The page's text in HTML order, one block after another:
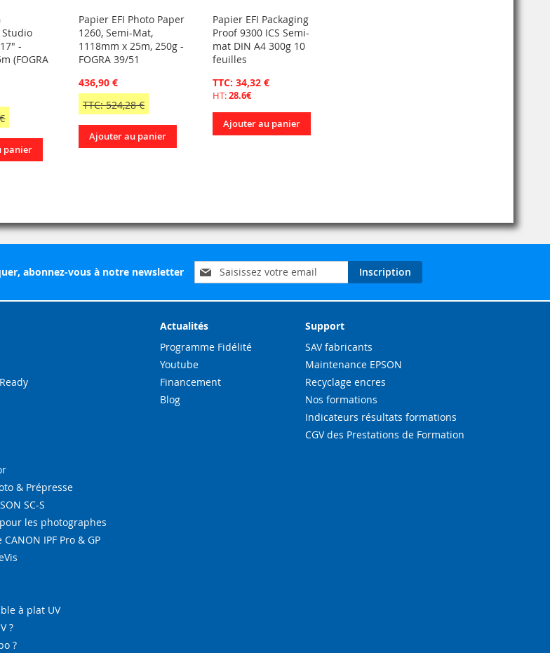
-
(FOGRA
panier
Papier EFI Photo Paper
1260, Semi-Mat,
1118mm x 25m, 250g -
FOGRA 39/51
436,90 €
TTC: 524,28 €
Ajouter au panier
Papier EFI Packaging
Proof 9300 ICS Semi-
mat DIN A4 300g 10
feuilles
TTC: 34,32 €
HT:28.6€
Ajouter au panier
abonnez-vous à notre newsletter
Inscription
à
d’information
Inscription
& Prépresse
SC-S
pour les photographes
IPF Pro & GP
à plat UV
?
?
Actualités
Programme Fidélité
Youtube
Financement
Blog
Support
SAV fabricants
Maintenance EPSON
Recyclage encres
Nos formations
Indicateurs résultats formations
CGV des Prestations de Formation